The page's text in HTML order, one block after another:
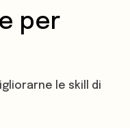
per
le skill di